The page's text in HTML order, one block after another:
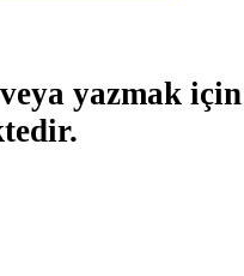
yazmak